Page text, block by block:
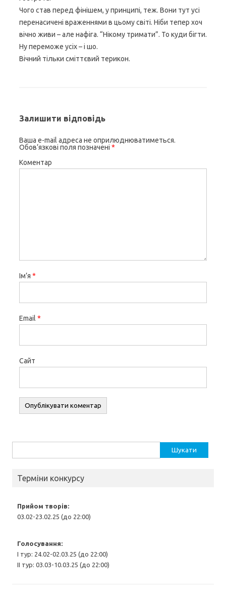
Чого став перед фінішем, у принципі, теж. Вони тут усі
перенасичені враженнями в цьому світі. Ніби тепер хоч
вічно живи – але нафіга. “Нікому тримати”. То куди бігти.
Ну переможе усіх – і шо.
Вічний тільки сміттєвий терикон.
Залишити відповідь
Ваша e-mail адреса не оприлюднюватиметься.
Обов’язкові поля позначені *
Коментар
Ім’я *
Email *
Сайт
Терміни конкурсу
Прийом творів:
03.02-23.02.25 (до 22:00)
Голосування:
І тур: 24.02-02.03.25 (до 22:00)
ІІ тур: 03.03-10.03.25 (до 22:00)